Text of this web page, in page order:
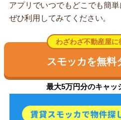
アプリでいつでもどこでも簡単
ぜひ利用してみてください。
わざわざ不動産屋に
スモッカを無料
最大5万円分のキャッ